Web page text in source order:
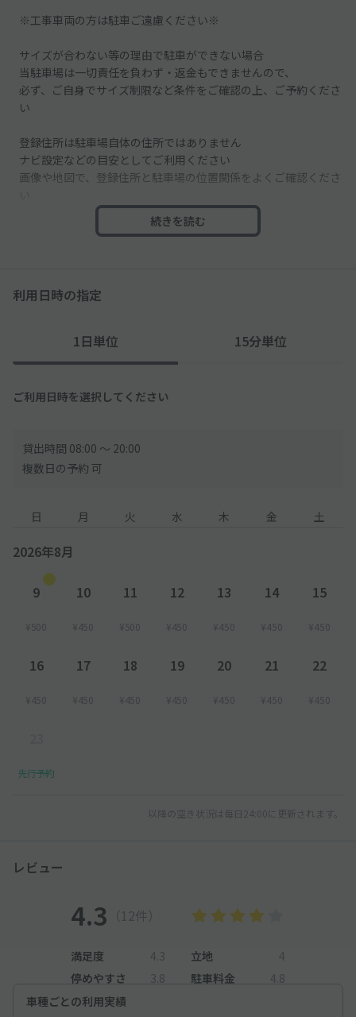
※工事車両の方は駐車ご遠慮ください※
サイズが合わない等の理由で駐車ができない場合
当駐車場は一切責任を負わず・返金もできませんので、
必ず、ご自身でサイズ制限など条件をご確認の上、ご予約くださ
い
登録住所は駐車場自体の住所ではありません
ナビ設定などの目安としてご利用ください
画像や地図で、登録住所と駐車場の位置関係をよくご確認くださ
中央線がなく隣にも車が停まるのでご注意ください
続きを読む
利用日時の指定
1日単位 15分単位
ご利用日時を選択してください
貸出時間 08:00 〜 20:00
複数日の予約 可
日 月 火 水 木 金 土
2026年8月
9
¥500
10
¥450
11
¥500
12
¥450
13
¥450
14
¥450
15
¥450
16
¥450
17
¥450
18
¥450
19
¥450
20
¥450
21
¥450
22
¥450
先行予約
以降の空き状況は毎日24:00に更新されます。
レビュー
4.3 （12件）
満足度 4.3 立地
4
停めやすさ
3.8 駐車料金
4.8
車種ごとの利用実績